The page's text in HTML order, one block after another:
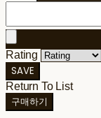
Rating
SAVE
Return To List
구매하기